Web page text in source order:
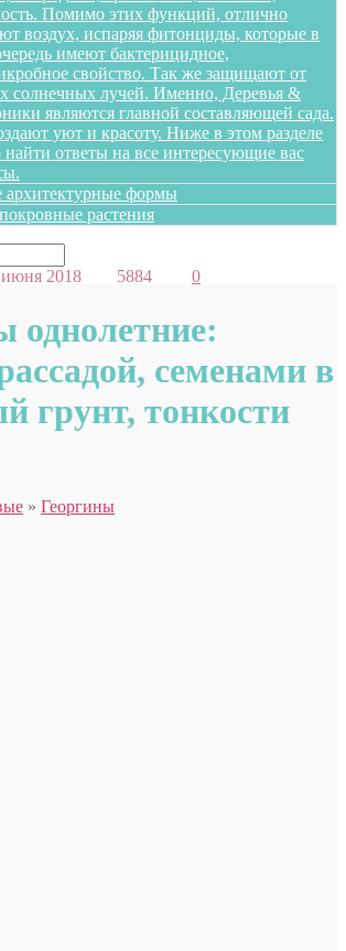
Помимо этих функций, отлично
воздух, испаряя фитонциды, которые в
имеют бактерицидное,
свойство. Так же защищают от
солнечных лучей. Именно, Деревья &
являются главной составляющей сада.
уют и красоту. Ниже в этом разделе
ответы на все интересующие вас
формы
растения
июня 2018 5884 0
однолетние:
семенами в
грунт, тонкости
» Георгины